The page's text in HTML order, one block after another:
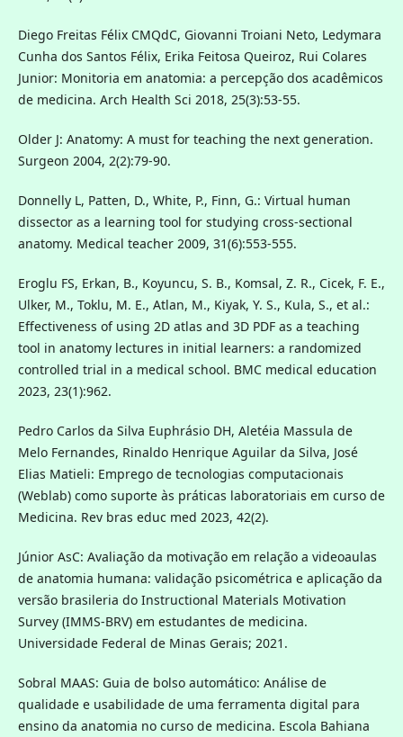
Diego Freitas Félix CMQdC, Giovanni Troiani Neto, Ledymara
Cunha dos Santos Félix, Erika Feitosa Queiroz, Rui Colares
Junior: Monitoria em anatomia: a percepção dos acadêmicos
de medicina. Arch Health Sci 2018, 25(3):53-55.
Older J: Anatomy: A must for teaching the next generation.
Surgeon 2004, 2(2):79-90.
Donnelly L, Patten, D., White, P., Finn, G.: Virtual human
dissector as a learning tool for studying cross-sectional
anatomy. Medical teacher 2009, 31(6):553‐555.
Eroglu FS, Erkan, B., Koyuncu, S. B., Komsal, Z. R., Cicek, F. E.,
Ulker, M., Toklu, M. E., Atlan, M., Kiyak, Y. S., Kula, S., et al.:
Effectiveness of using 2D atlas and 3D PDF as a teaching
tool in anatomy lectures in initial learners: a randomized
controlled trial in a medical school. BMC medical education
2023, 23(1):962.
Pedro Carlos da Silva Euphrásio DH, Aletéia Massula de
Melo Fernandes, Rinaldo Henrique Aguilar da Silva, José
Elias Matieli: Emprego de tecnologias computacionais
(Weblab) como suporte às práticas laboratoriais em curso de
Medicina. Rev bras educ med 2023, 42(2).
Júnior AsC: Avaliação da motivação em relação a videoaulas
de anatomia humana: validação psicométrica e aplicação da
versão brasileria do Instructional Materials Motivation
Survey (IMMS-BRV) em estudantes de medicina.
Universidade Federal de Minas Gerais; 2021.
Sobral MAAS: Guia de bolso automático: Análise de
qualidade e usabilidade de uma ferramenta digital para
ensino da anatomia no curso de medicina. Escola Bahiana